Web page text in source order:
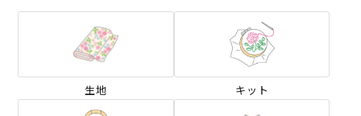
生地 キット